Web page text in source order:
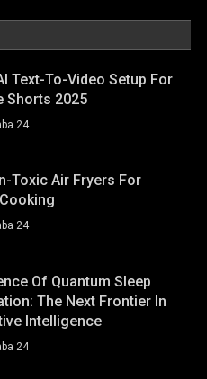
Text-To-Video Setup For
Shorts 2025
24
Toxic Air Fryers For
24
Of Quantum Sleep
The Next Frontier In
Intelligence
24